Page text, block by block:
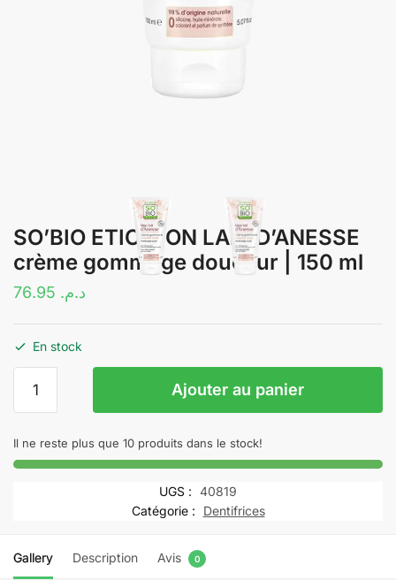
SO’BIO ETIC MON LAIT D’ANESSE
crème gommage douceur | 150 ml
د.م.
En stock
ETIC
MON
douceur
Ajouter au panier
Il ne reste plus que 10 produits dans le stock!
UGS : 40819
Catégorie :
Dentifrices
Gallery Description Avis 0